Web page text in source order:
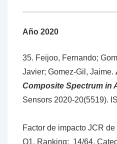
Año 2020
35. Feijoo, Fernando;
Javier; Gomez-Gil, Jaime.
Composite Spectrum in
Sensors 2020-20(5519).
Factor de impacto JCR
Q1. Ranking: 14/64.